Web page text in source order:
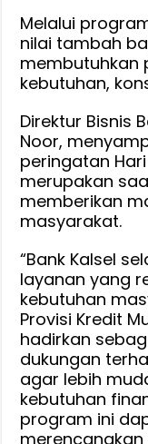
Melalui
nilai tambah
membutuhkan
kebutuhan,
Direktur Bisnis
Noor,
peringatan
merupakan
memberikan
masyarakat.
“Bank Kalsel
layanan yang
kebutuhan
Provisi Kredit
hadirkan
dukungan
agar lebih
kebutuhan
program ini